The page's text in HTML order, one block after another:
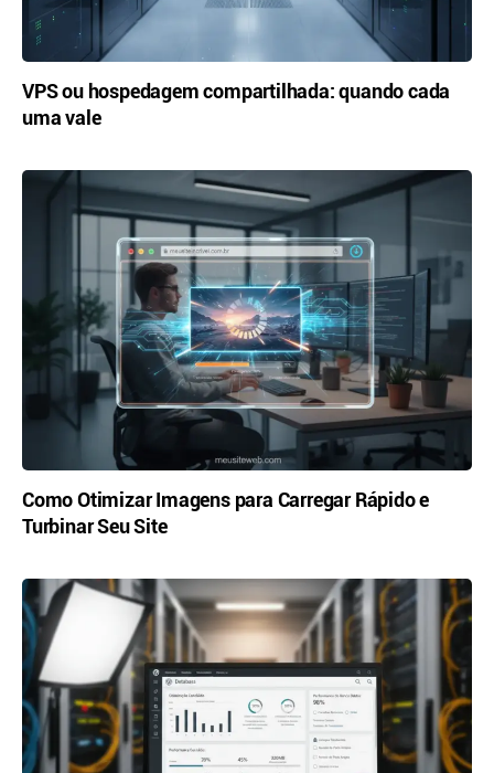
VPS ou hospedagem compartilhada: quando cada
uma vale
Como Otimizar Imagens para Carregar Rápido e
Turbinar Seu Site